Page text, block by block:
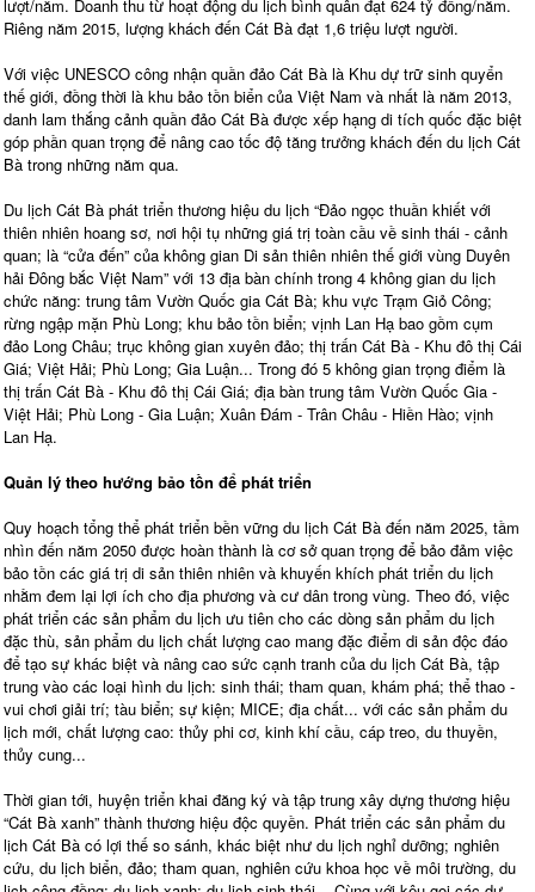
lượt/năm. Doanh thu từ hoạt động du lịch bình quân đạt 624 tỷ đồng/năm.
Riêng năm 2015, lượng khách đến Cát Bà đạt 1,6 triệu lượt người.
Với việc UNESCO công nhận quần đảo Cát Bà là Khu dự trữ sinh quyển
thế giới, đồng thời là khu bảo tồn biển của Việt Nam và nhất là năm 2013,
danh lam thắng cảnh quần đảo Cát Bà được xếp hạng di tích quốc đặc biệt
góp phần quan trọng để nâng cao tốc độ tăng trưởng khách đến du lịch Cát
Bà trong những năm qua.
Du lịch Cát Bà phát triển thương hiệu du lịch “Đảo ngọc thuần khiết với
thiên nhiên hoang sơ, nơi hội tụ những giá trị toàn cầu về sinh thái - cảnh
quan; là “cửa đến” của không gian Di sản thiên nhiên thế giới vùng Duyên
hải Đông bắc Việt Nam” với 13 địa bàn chính trong 4 không gian du lịch
chức năng: trung tâm Vườn Quốc gia Cát Bà; khu vực Trạm Giỏ Công;
rừng ngập mặn Phù Long; khu bảo tồn biển; vịnh Lan Hạ bao gồm cụm
đảo Long Châu; trục không gian xuyên đảo; thị trấn Cát Bà - Khu đô thị Cái
Giá; Việt Hải; Phù Long; Gia Luận... Trong đó 5 không gian trọng điểm là
thị trấn Cát Bà - Khu đô thị Cái Giá; địa bàn trung tâm Vườn Quốc Gia -
Việt Hải; Phù Long - Gia Luận; Xuân Đám - Trân Châu - Hiền Hào; vịnh
Lan Hạ.
Quản lý theo hướng bảo tồn để phát triển
Quy hoạch tổng thể phát triển bền vững du lịch Cát Bà đến năm 2025, tầm
nhìn đến năm 2050 được hoàn thành là cơ sở quan trọng để bảo đảm việc
bảo tồn các giá trị di sản thiên nhiên và khuyến khích phát triển du lịch
nhằm đem lại lợi ích cho địa phương và cư dân trong vùng. Theo đó, việc
phát triển các sản phẩm du lịch ưu tiên cho các dòng sản phẩm du lịch
đặc thù, sản phẩm du lịch chất lượng cao mang đặc điểm di sản độc đáo
để tạo sự khác biệt và nâng cao sức cạnh tranh của du lịch Cát Bà, tập
trung vào các loại hình du lịch: sinh thái; tham quan, khám phá; thể thao -
vui chơi giải trí; tàu biển; sự kiện; MICE; địa chất... với các sản phẩm du
lịch mới, chất lượng cao: thủy phi cơ, kinh khí cầu, cáp treo, du thuyền,
thủy cung...
Thời gian tới, huyện triển khai đăng ký và tập trung xây dựng thương hiệu
“Cát Bà xanh” thành thương hiệu độc quyền. Phát triển các sản phẩm du
lịch Cát Bà có lợi thế so sánh, khác biệt như du lịch nghỉ dưỡng; nghiên
cứu, du lịch biển, đảo; tham quan, nghiên cứu khoa học về môi trường, du